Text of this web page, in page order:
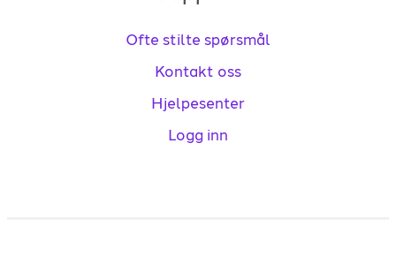
Ofte stilte spørsmål
Kontakt oss
Hjelpesenter
Logg inn